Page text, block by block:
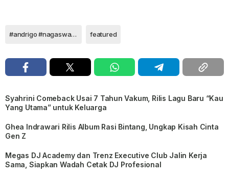
#andrigo #nagaswara #pacarselingan featured
Syahrini Comeback Usai 7 Tahun Vakum, Rilis Lagu Baru “Kau
Yang Utama” untuk Keluarga
Ghea Indrawari Rilis Album Rasi Bintang, Ungkap Kisah Cinta
Gen Z
Megas DJ Academy dan Trenz Executive Club Jalin Kerja
Sama, Siapkan Wadah Cetak DJ Profesional